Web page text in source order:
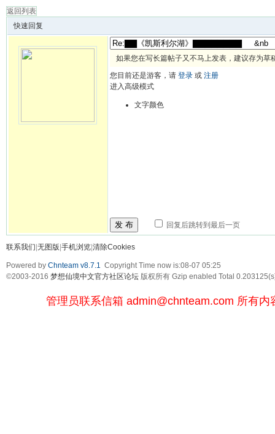
返回列表
快速回复
如果您在写长篇帖子又不马上发表，建议存为草
您目前还是游客，请 登录 或 注册
进入高级模式
文字颜色
发 布 回复后跳转到最后一页
联系我们 无图版 手机浏览 清除Cookies
Powered by Chnteam v8.7.1 Copyright Time now is:08-07 05:25
©2003-2016 梦想仙境中文官方社区论坛 版权所有 Gzip enabled Total
管理员联系信箱 admin@chnteam.com 所有内